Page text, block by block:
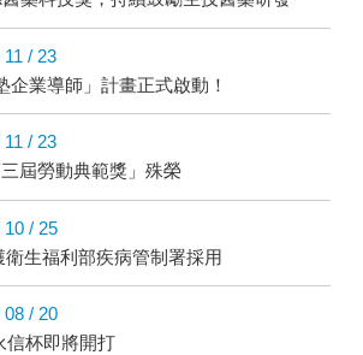
11 / 23
企業導師」計畫正式啟動！
/ 23
屆勞動典範獎」殊榮
10 / 25
生福利部疾病管制署採用
08 / 20
信杯即將開打